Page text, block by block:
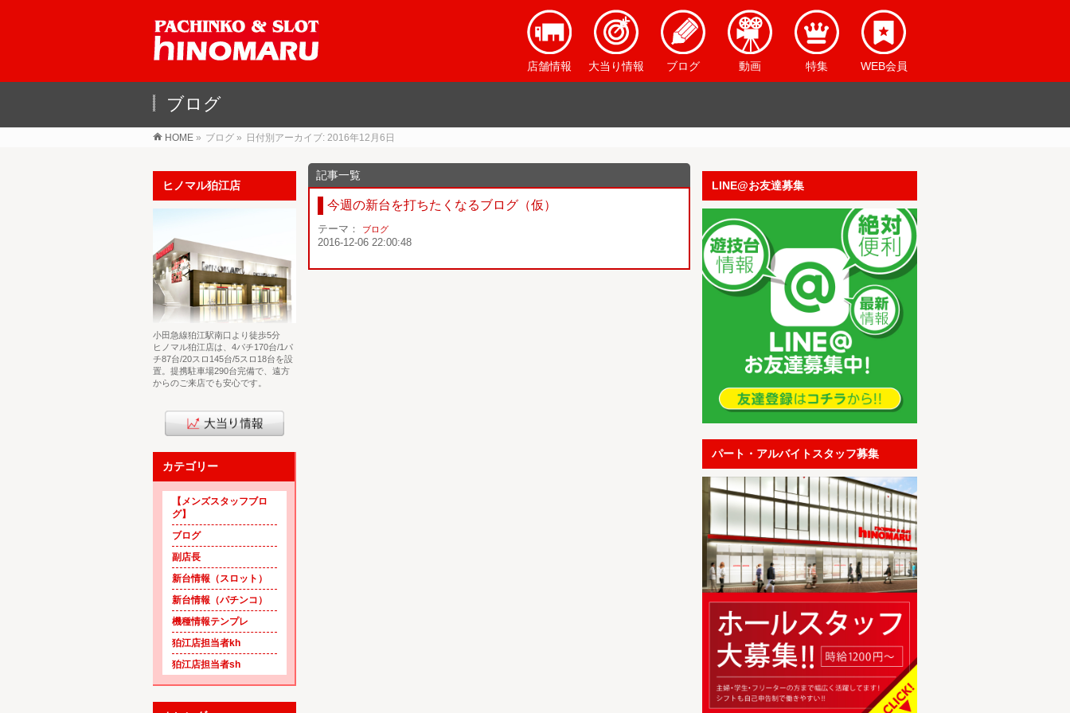
店舗情報 大当り情報 ブログ 動画 特集 WEB会員
ブログ
HOME » ブログ » 日付別アーカイブ: 2016年12月6日
今週の新台を打ちたくなるブログ（仮）
テーマ： ブログ
2016-12-06 22:00:48
ヒノマル狛江店
小田急線狛江駅南口より徒歩5分
ヒノマル狛江店は、4パチ170台/1パ
チ87台/20スロ145台/5スロ18台を設
置。提携駐車場290台完備で、遠方
からのご来店でも安心です。
カテゴリー
【メンズスタッフブロ
グ】
ブログ
副店長
新台情報（スロット）
新台情報（パチンコ）
機種情報テンプレ
狛江店担当者kh
狛江店担当者sh
LINE@お友達募集
パート・アルバイトスタッフ募集